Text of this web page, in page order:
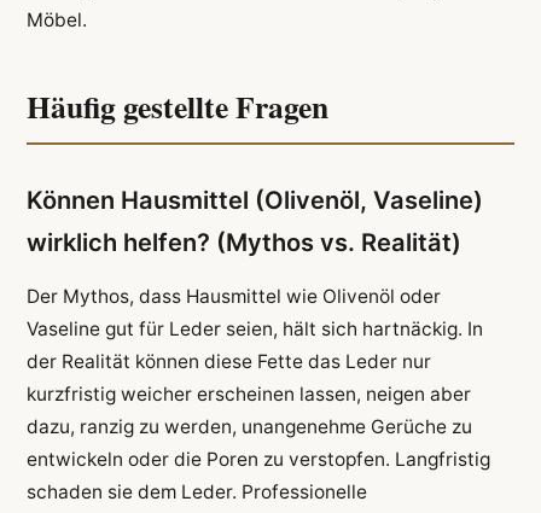
Möbel.
Häufig gestellte Fragen
Können Hausmittel (Olivenöl, Vaseline)
wirklich helfen? (Mythos vs. Realität)
Der Mythos, dass Hausmittel wie Olivenöl oder
Vaseline gut für Leder seien, hält sich hartnäckig. In
der Realität können diese Fette das Leder nur
kurzfristig weicher erscheinen lassen, neigen aber
dazu, ranzig zu werden, unangenehme Gerüche zu
entwickeln oder die Poren zu verstopfen. Langfristig
schaden sie dem Leder. Professionelle